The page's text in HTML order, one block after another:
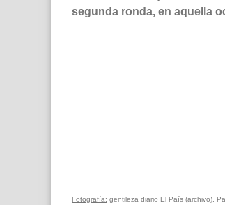
segunda ronda, en aquella
Fotografía: gentileza diario El País (archivo).